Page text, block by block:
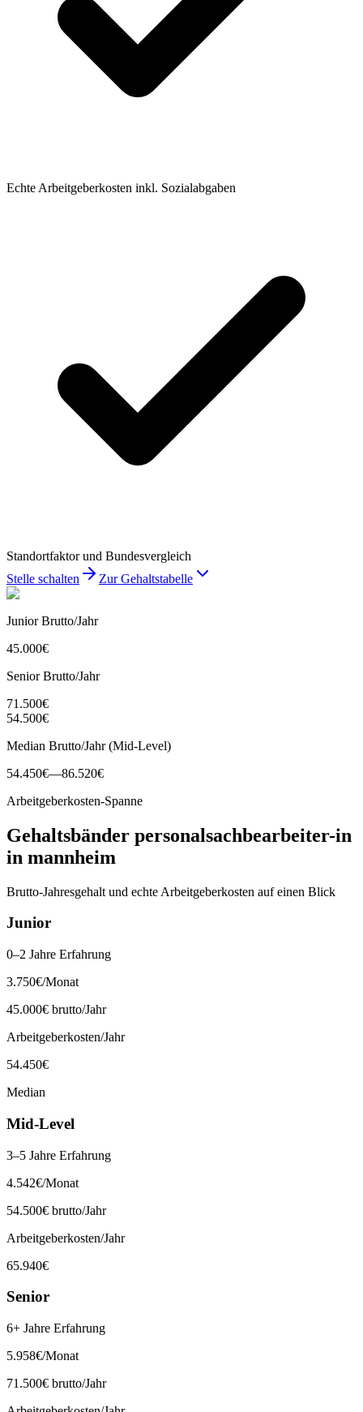
Echte Arbeitgeberkosten inkl. Sozialabgaben
Standortfaktor und Bundesvergleich
Stelle schalten
Zur Gehaltstabelle
Junior Brutto/Jahr
45.000€
Senior Brutto/Jahr
71.500€
54.500€
Median Brutto/Jahr (Mid-Level)
54.450€—86.520€
Arbeitgeberkosten-Spanne
Gehaltsbänder personalsachbearbeiter-in
in mannheim
Brutto-Jahresgehalt und echte Arbeitgeberkosten auf einen Blick
Junior
0–2 Jahre Erfahrung
3.750€/Monat
45.000€ brutto/Jahr
Arbeitgeberkosten/Jahr
54.450€
Median
Mid-Level
3–5 Jahre Erfahrung
4.542€/Monat
54.500€ brutto/Jahr
Arbeitgeberkosten/Jahr
65.940€
Senior
6+ Jahre Erfahrung
5.958€/Monat
71.500€ brutto/Jahr